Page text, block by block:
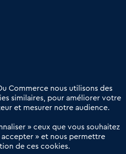
national dédié aux transactions
Commerce nous utilisons des
similaires, pour améliorer votre
et mesurer notre audience.
» ceux que vous souhaitez
» et nous permettre
de ces cookies.